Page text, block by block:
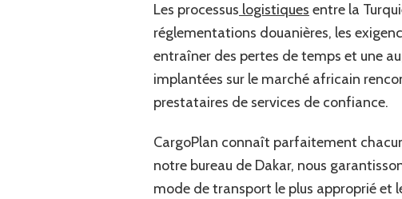
Les processus logistiques entre la
réglementations douanières, les
entraîner des pertes de temps et une
implantées sur le marché africain
prestataires de services de confiance.
CargoPlan connaît parfaitement
notre bureau de Dakar, nous
mode de transport le plus approprié et